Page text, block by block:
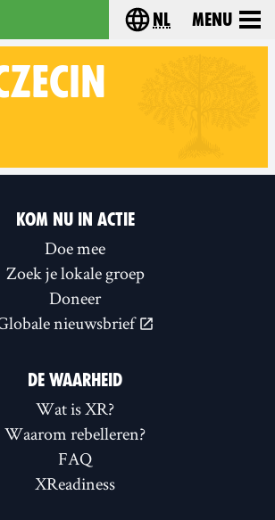
- Home Choose your
nl Menu
on
KOM NU IN ACTIE
Doe mee
Zoek je lokale groep
Doneer
nieuwsbrief
DE WAARHEID
Wat is XR?
Waarom rebelleren?
FAQ
XReadiness